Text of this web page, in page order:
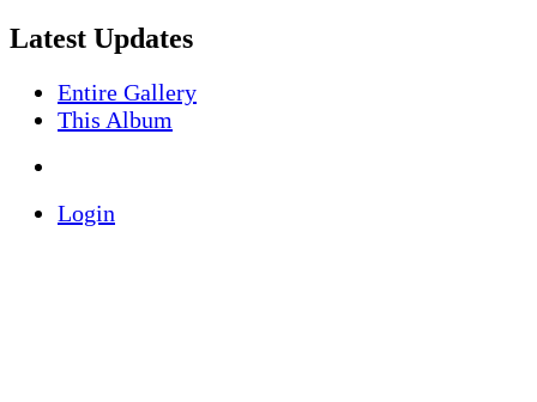
Latest Updates
Entire Gallery
This Album
Login